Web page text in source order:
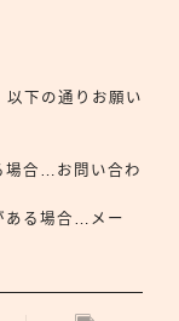
下の通りお願い
場合…お問い合わ
ある場合…メー